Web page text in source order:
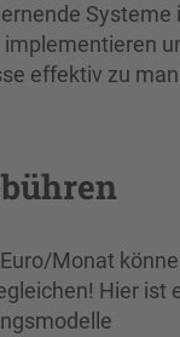
Systeme
effektiv zu
Monat
Hier ist